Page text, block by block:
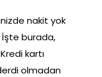
nakit yok
İşte burada,
kartı
olmadan